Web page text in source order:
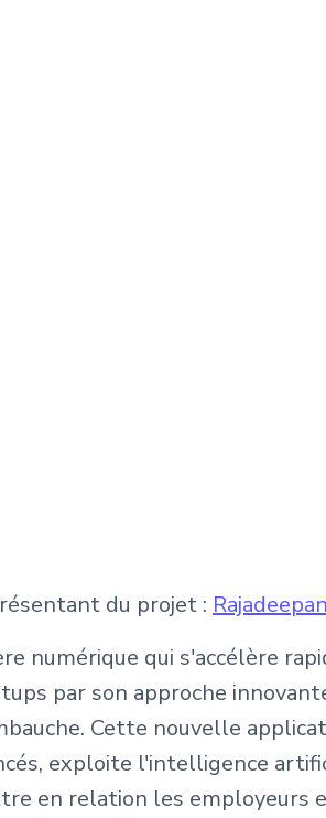
du projet :
numérique qui s'accélère
par son approche
Cette nouvelle
exploite l'intelligence
en relation les employeurs